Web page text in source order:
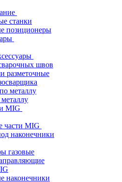
станки
позиционеры
швов
разметочные
металлу
MIG
части MIG
наконечники
газовые
наконечники